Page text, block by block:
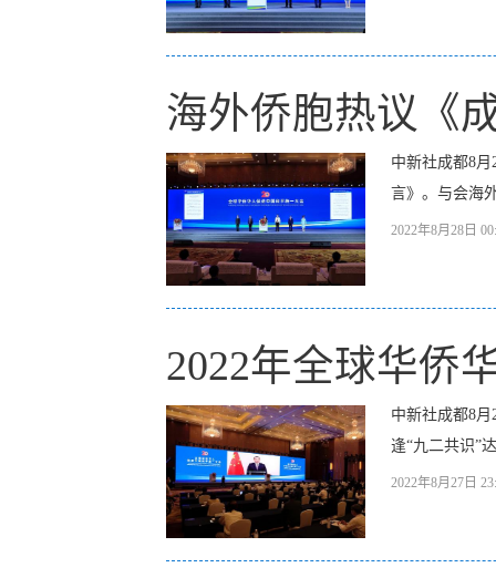
海外侨胞热议《
中新社成都8
言》。与会海
2022年8月28日
2022年全球华侨
中新社成都8
逢“九二共识”
2022年8月27日